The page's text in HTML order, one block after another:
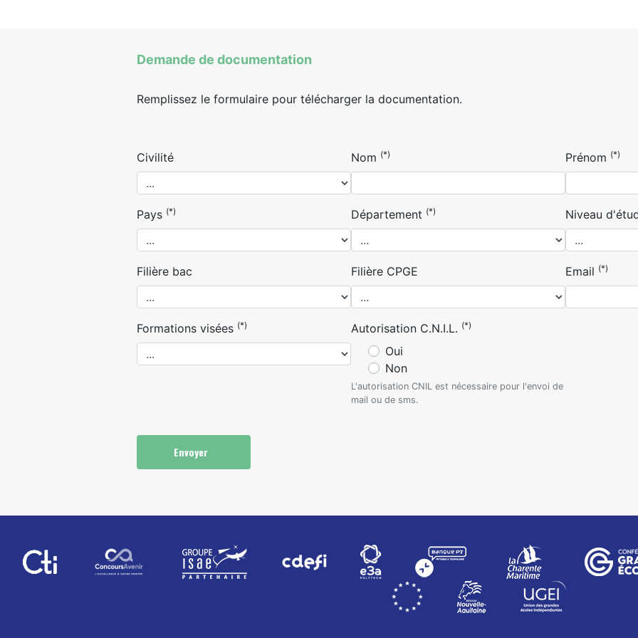
Demande de documentation
Remplissez le formulaire pour télécharger la documentation.
Civilité Nom (*) Prénom (*)
Pays (*) Département (*) Niveau
Filière bac Filière CPGE Email (*)
Formations visées (*) Autorisation C.N.I.L. (*)
Oui
Non
L'autorisation CNIL est nécessaire pour l'envoi de
mail ou de sms.
Envoyer